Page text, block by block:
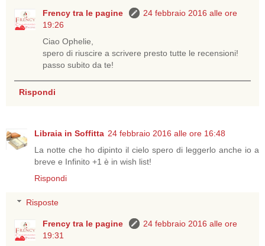
Frency tra le pagine
24 febbraio 2016 alle ore
19:26
Ciao Ophelie,
spero di riuscire a scrivere presto tutte le recensioni!
passo subito da te!
Rispondi
Libraia in Soffitta 24 febbraio 2016 alle ore 16:48
La notte che ho dipinto il cielo spero di leggerlo anche io a
breve e Infinito +1 è in wish list!
Rispondi
Risposte
Frency tra le pagine
24 febbraio 2016 alle ore
19:31